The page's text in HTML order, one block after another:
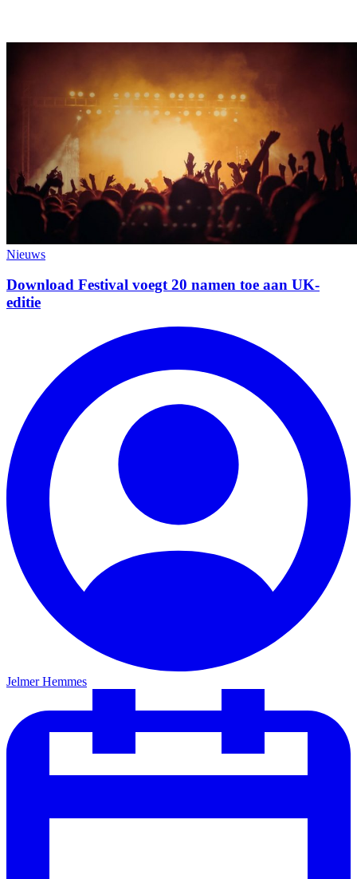
Nieuws
Download Festival voegt 20 namen toe aan UK-
editie
Jelmer Hemmes